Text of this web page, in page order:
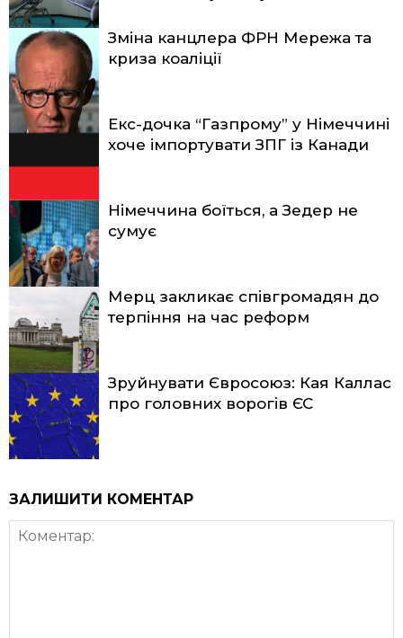
Зміна канцлера ФРН Мережа та
криза коаліції
Екс-дочка “Газпрому” у Німеччині
хоче імпортувати ЗПГ із Канади
Німеччина боїться, а Зедер не
сумує
Мерц закликає співгромадян до
терпіння на час реформ
Зруйнувати Євросоюз: Кая Каллас
про головних ворогів ЄС
ЗАЛИШИТИ КОМЕНТАР